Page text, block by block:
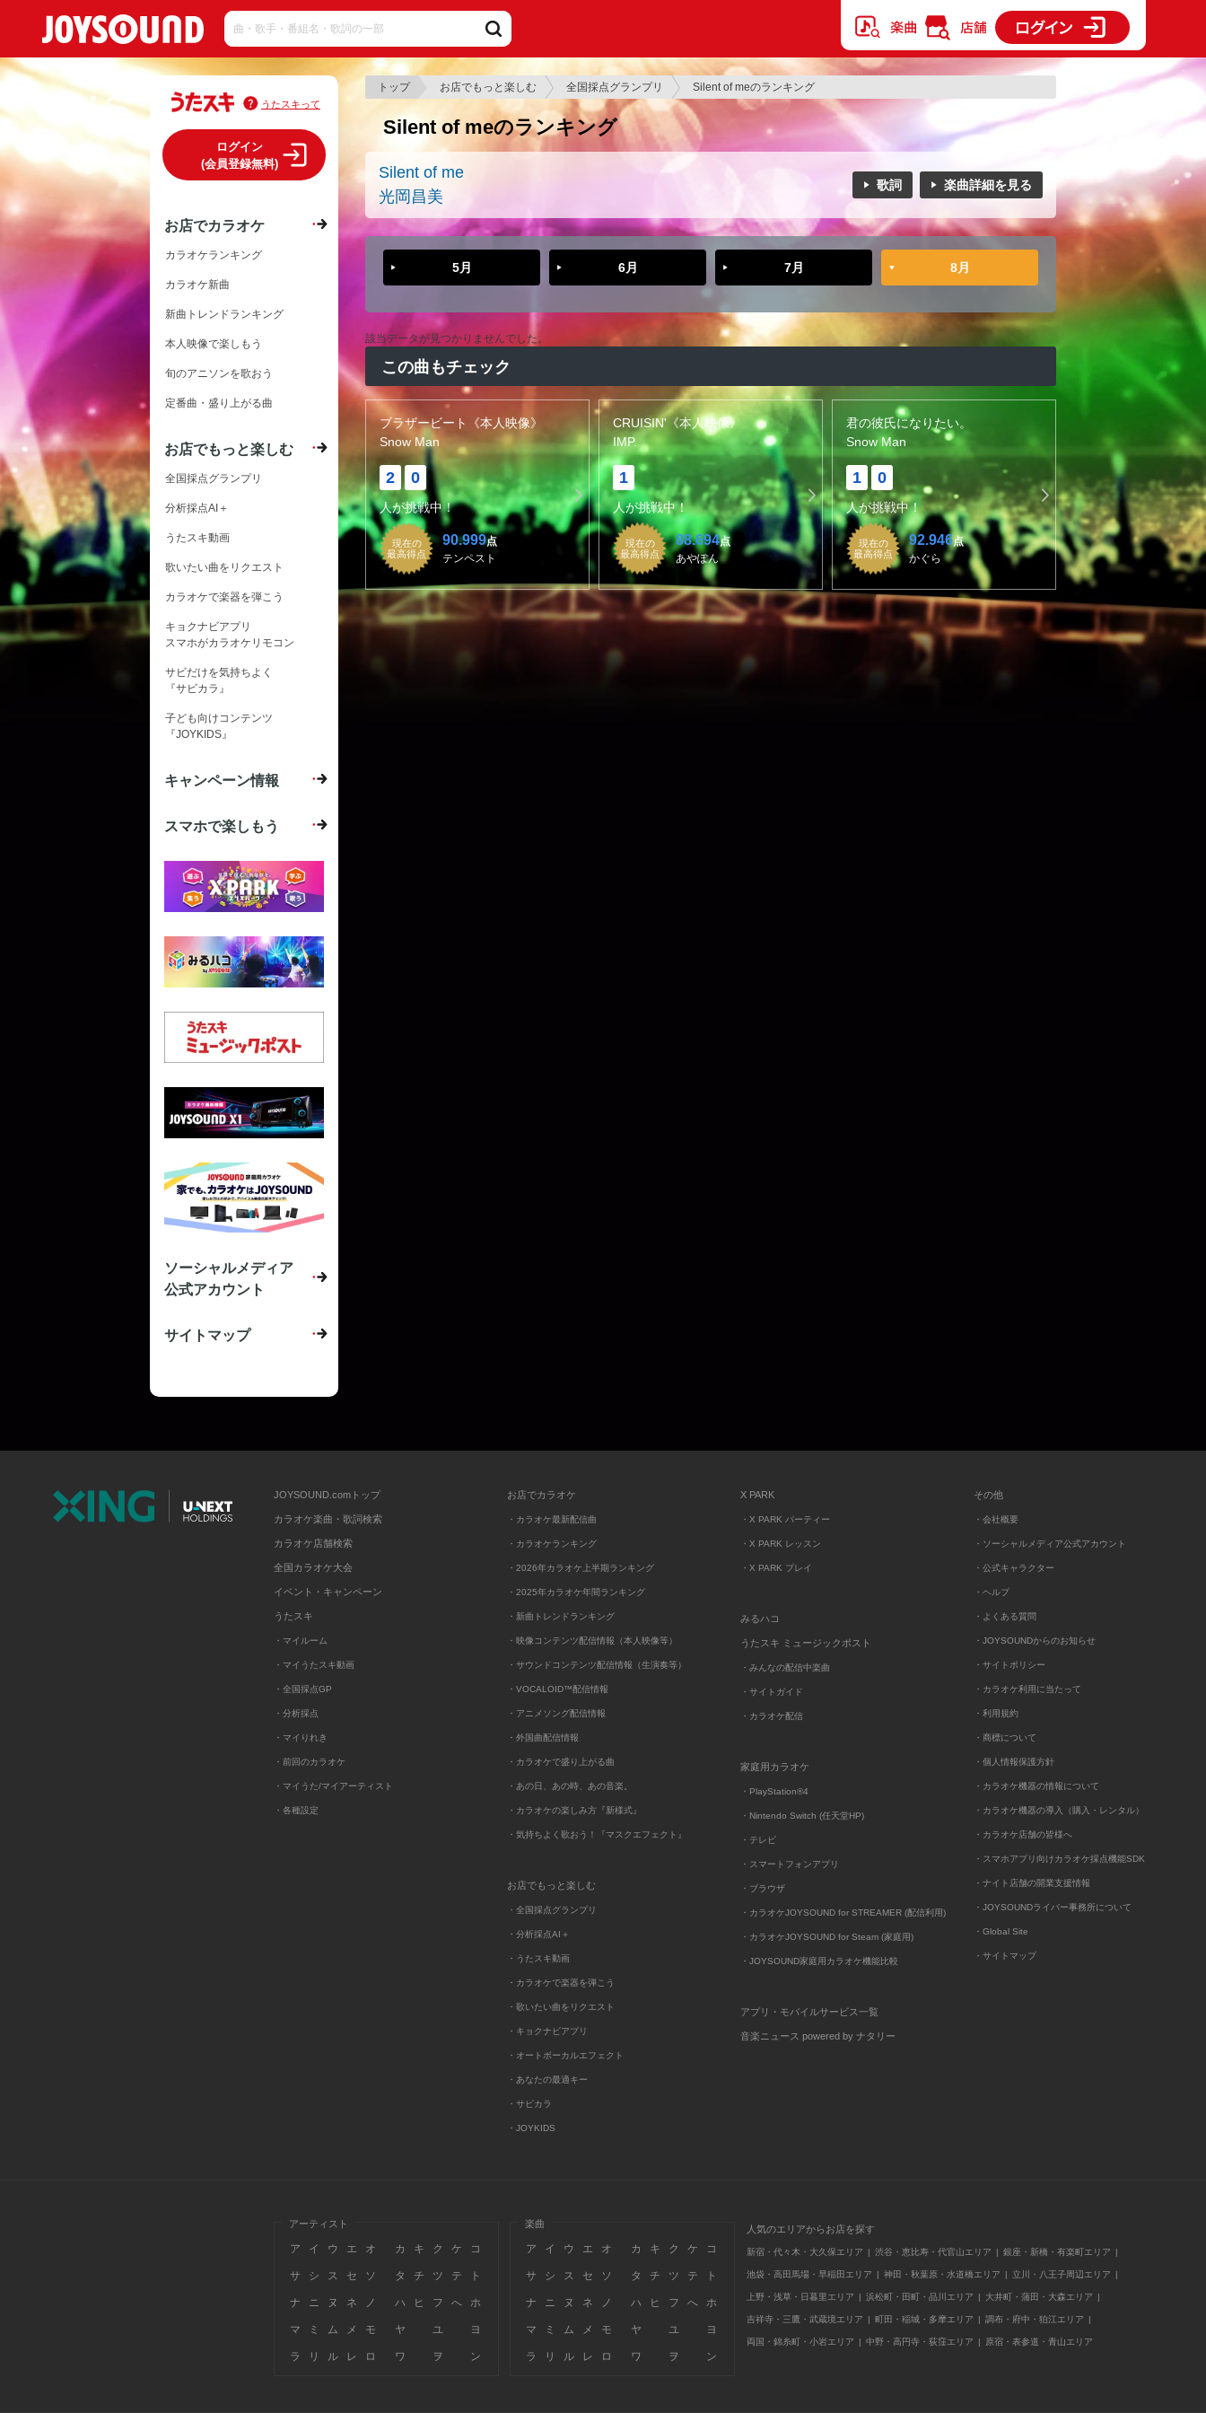
トップ お店でもっと楽しむ 全国採点グランプリ Silent of meのランキング
Silent of meのランキング
Silent of me
光岡昌美
歌詞 楽曲詳細を見る
5月 6月 7月 8月
該当データが見つかりませんでした。
この曲もチェック
ブラザービート《本人映像》
Snow Man
2 0
人が挑戦中！
現在の
最高得点
90.999点
テンペスト
CRUISIN'《本人映像》
IMP.
1
人が挑戦中！
現在の
最高得点
88.694点
あやぽん
君の彼氏になりたい。
Snow Man
1 0
人が挑戦中！
現在の
最高得点
92.946点
かぐら
うたスキって
ログイン
(会員登録無料)
お店でカラオケ
カラオケランキング
カラオケ新曲
新曲トレンドランキング
本人映像で楽しもう
旬のアニソンを歌おう
定番曲・盛り上がる曲
お店でもっと楽しむ
全国採点グランプリ
分析採点AI＋
うたスキ動画
歌いたい曲をリクエスト
カラオケで楽器を弾こう
キョクナビアプリ
スマホがカラオケリモコン
サビだけを気持ちよく
『サビカラ』
子ども向けコンテンツ
『JOYKIDS』
キャンペーン情報
スマホで楽しもう
ソーシャルメディア
公式アカウント
サイトマップ
JOYSOUND.comトップ
カラオケ楽曲・歌詞検索
カラオケ店舗検索
全国カラオケ大会
イベント・キャンペーン
うたスキ
・マイルーム
・マイうたスキ動画
・全国採点GP
・分析採点
・マイりれき
・前回のカラオケ
・マイうた/マイアーティスト
・各種設定
お店でカラオケ
・カラオケ最新配信曲
・カラオケランキング
・2026年カラオケ上半期ランキング
・2025年カラオケ年間ランキング
・新曲トレンドランキング
・映像コンテンツ配信情報（本人映像等）
・サウンドコンテンツ配信情報（生演奏等）
・VOCALOID™配信情報
・アニメソング配信情報
・外国曲配信情報
・カラオケで盛り上がる曲
・あの日、あの時、あの音楽。
・カラオケの楽しみ方『新様式』
・気持ちよく歌おう！『マスクエフェクト』
お店でもっと楽しむ
・全国採点グランプリ
・分析採点AI＋
・うたスキ動画
・カラオケで楽器を弾こう
・歌いたい曲をリクエスト
・キョクナビアプリ
・オートボーカルエフェクト
・あなたの最適キー
・サビカラ
・JOYKIDS
X PARK
・X PARK パーティー
・X PARK レッスン
・X PARK プレイ
みるハコ
うたスキ ミュージックポスト
・みんなの配信中楽曲
・サイトガイド
・カラオケ配信
家庭用カラオケ
・PlayStation®4
・Nintendo Switch (任天堂HP)
・テレビ
・スマートフォンアプリ
・ブラウザ
・カラオケJOYSOUND for STREAMER (配信利用)
・カラオケJOYSOUND for Steam (家庭用)
・JOYSOUND家庭用カラオケ機能比較
アプリ・モバイルサービス一覧
音楽ニュース powered by ナタリー
その他
・会社概要
・ソーシャルメディア公式アカウント
・公式キャラクター
・ヘルプ
・よくある質問
・JOYSOUNDからのお知らせ
・サイトポリシー
・カラオケ利用に当たって
・利用規約
・商標について
・個人情報保護方針
・カラオケ機器の情報について
・カラオケ機器の導入（購入・レンタル）
・カラオケ店舗の皆様へ
・スマホアプリ向けカラオケ採点機能SDK
・ナイト店舗の開業支援情報
・JOYSOUNDライバー事務所について
・Global Site
・サイトマップ
アーティスト
ア イ ウ エ オ カ キ ク ケ コ
サ シ ス セ ソ タ チ ツ テ ト
ナ ニ ヌ ネ ノ ハ ヒ フ へ ホ
マ ミ ム メ モ ヤ ユ ヨ
ラ リ ル レ ロ ワ ヲ ン
楽曲
ア イ ウ エ オ カ キ ク ケ コ
サ シ ス セ ソ タ チ ツ テ ト
ナ ニ ヌ ネ ノ ハ ヒ フ へ ホ
マ ミ ム メ モ ヤ ユ ヨ
ラ リ ル レ ロ ワ ヲ ン
人気のエリアからお店を探す
新宿・代々木・大久保エリア 渋谷・恵比寿・代官山エリア 銀座・新橋・有楽町エリア
池袋・高田馬場・早稲田エリア 神田・秋葉原・水道橋エリア 立川・八王子周辺エリア
上野・浅草・日暮里エリア 浜松町・田町・品川エリア 大井町・蒲田・大森エリア
吉祥寺・三鷹・武蔵境エリア 町田・稲城・多摩エリア 調布・府中・狛江エリア
両国・錦糸町・小岩エリア 中野・高円寺・荻窪エリア 原宿・表参道・青山エリア